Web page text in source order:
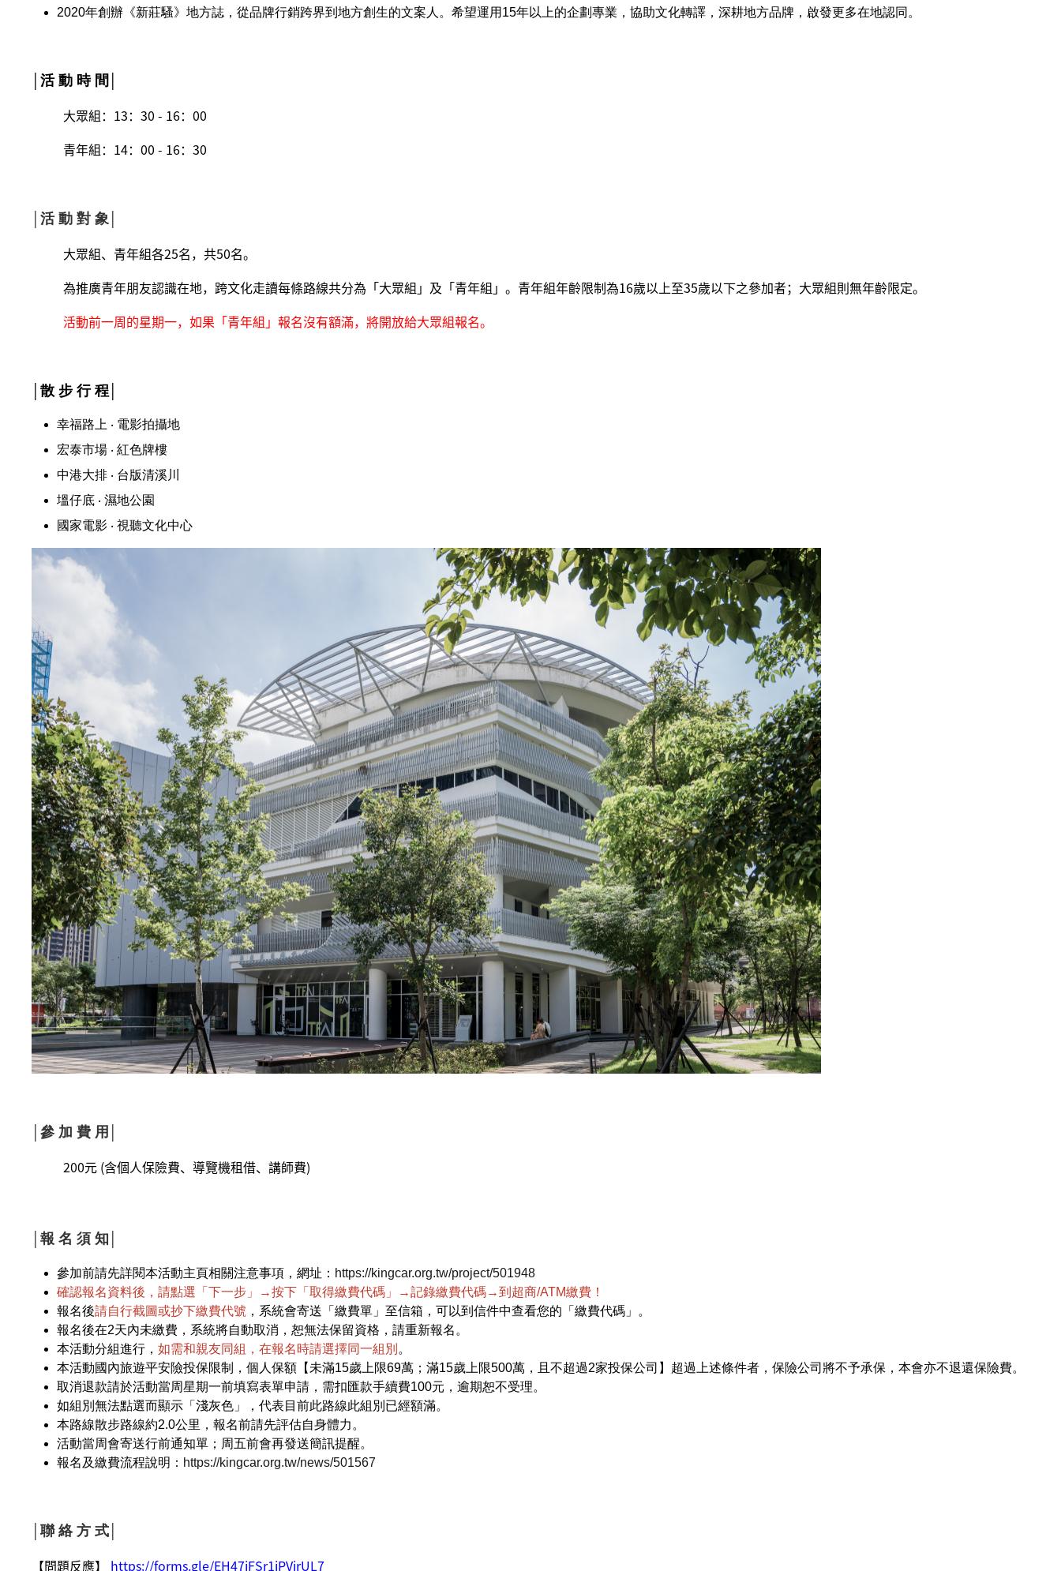
2020年創辦《新莊騷》地方誌，從品牌行銷跨界到地方創生的文案人。希望運用15年以上的企劃專業，協助文化轉譯，深耕地方品牌，啟發更多在地認同。
│活 動 時 間│
大眾組：13：30 - 16：00
青年組：14：00 - 16：30
│活 動 對 象│
大眾組、青年組各25名，共50名。
為推廣青年朋友認識在地，跨文化走讀每條路線共分為「大眾組」及「青年組」。 青年組年齡限制為16歲以上至35歲以下之參加者；大眾組則無年齡限定。
活動前一周的星期一，如果「青年組」報名沒有額滿，將開放給大眾組報名。
│散 步 行 程│
幸福路上 ‧ 電影拍攝地
宏泰市場 ‧ 紅色牌樓
中港大排 ‧ 台版清溪川
塭仔底 ‧ 濕地公園
國家電影 ‧ 視聽文化中心
│參 加 費 用│
200元 (含個人保險費、導覽機租借、講師費)
│報 名 須 知│
參加前請先詳閱本活動主頁相關注意事項，網址： https://kingcar.org.tw/project/501948
確認報名資料後， 請點選「下一步」→按下「取得繳費代碼」→記錄繳費代碼→到超商/ATM繳費！
報名後請自行截圖或抄下繳費代號 ，系統會寄送「繳費單」至信箱，可以到信件中查看您的「繳費代碼」。
報名後在2天內未繳費，系統將自動取消，恕無法保留資格，請重新報名。
本活動分組進行， 如需和親友同組，在報名時請選擇同一組別 。
本活動國內旅遊平安險投保限制，個人保額【未滿15歲上限69萬；滿15歲上限500萬，且不超過2家投保公司】超過上述條件者，保險公司將不予承保，本會亦不退還保險費。
取消退款請於活動當周星期一前填寫表單申請，需扣匯款手續費100元，逾期恕不受理。
如組別無法點選而顯示「淺灰色」，代表目前此路線此組別已經額滿。
本路線散步路線約2.0公里，報名前請先評估自身體力。
活動當周會寄送行前通知單；周五前會再發送簡訊提醒。
報名及繳費流程說明： https://kingcar.org.tw/news/501567
│聯 絡 方 式│
【問題反應】 https://forms.gle/EH47jFSr1iPVirUL7